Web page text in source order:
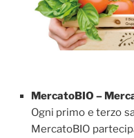
MercatoBIO –
Ogni primo e terzo
MercatoBIO